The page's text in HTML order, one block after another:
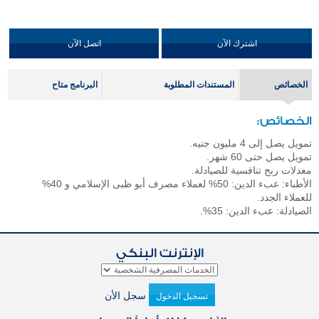
اشترك الآن اتصل الآن
الخصائص المستندات المطلوبة البرنامج متاح
الخصائص:
تمويل يصل إلى 4 مليون جنيه.
تمويل يصل حتى 60 شهر.
معدلات ربح تنافسية للصيادلة.
الأطباء: عبء الدين: 50% لعملاء مصرف أبو ظبى الإسلامي و 40%
للعملاء الجدد.
الصيادلة: عبء الدين: 35%.
الإنترنت البنكي
تسجيل الدخول سجل الأن